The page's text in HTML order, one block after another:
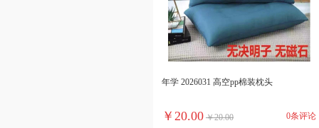
年学 2026031 高空pp棉装枕头
￥20.00 ￥20.00 0条评论